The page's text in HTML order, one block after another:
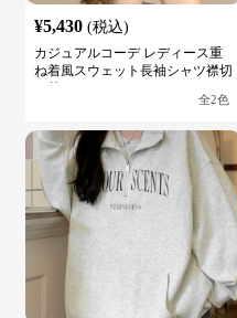
¥5,430 (税込)
カジュアルコーデ レディース重
ね着風スウェット長袖シャツ襟切
全2色